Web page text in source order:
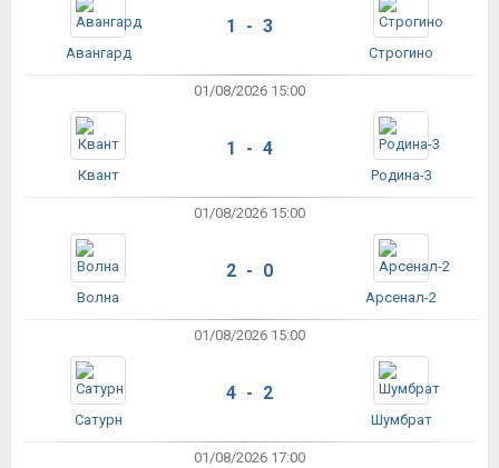
Авангард
1 - 3
Строгино
01/08/2026 15:00
Квант
1 - 4
Родина-3
01/08/2026 15:00
Волна
2 - 0
Арсенал-2
01/08/2026 15:00
Сатурн
4 - 2
Шумбрат
01/08/2026 17:00